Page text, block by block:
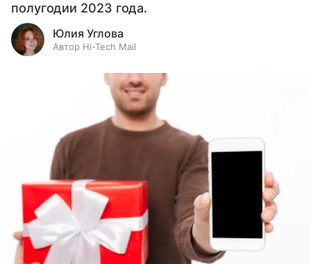
полугодии 2023 года.
Юлия Углова
Автор Hi-Tech Mail